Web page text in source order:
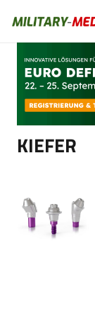
Anzeige
KIEFER